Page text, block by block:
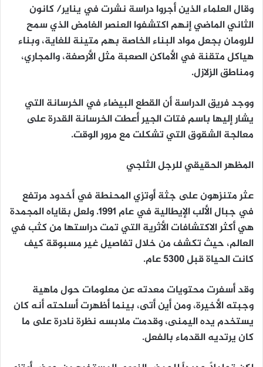
وقال العلماء الذين أجروا دراسة نشرت في يناير/ كانون
الثاني الماضي إنهم اكتشفوا العنصر الغامض الذي سمح
للرومان بجعل مواد البناء الخاصة بهم متينة للغاية، وبناء
هياكل متقنة في الأماكن الصعبة مثل الأرصفة، والمجاري،
ومناطق الزلازل.
ووجد فريق الدراسة أن القطع البيضاء في الخرسانة التي
يشار إليها باسم فتات الجير أعطت الخرسانة القدرة على
معالجة الشقوق التي تشكلت مع مرور الوقت.
المظهر الحقيقي للرجل الثلجي
عثر متنزهون على جثة أوتزي المحنطة في أخدود مرتفع
في جبال الألب الإيطالية في عام 1991. ولعل بقاياه المجمدة
هي أكثر الاكتشافات الأثرية التي تمت دراستها من كثب في
العالم، حيث تكشف من خلال تفاصيل غير مسبوقة كيف
كانت الحياة قبل 5300 عام.
وقد أسفرت محتويات معدته عن معلومات حول ماهية
وجبته الأخيرة، ومن أين أتى، بينما أظهرت أسلحته أنه كان
يستخدم يده اليمنى، وقدمت ملابسه نظرة نادرة على ما
كان يرتديه القدماء بالفعل.